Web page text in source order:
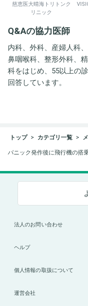
慈恵医大晴海トリトンク
リニック
Q&Aの協力医師
内科、外科、産婦人科
鼻咽喉科、整形外科、
科をはじめ、55以上の
回答しています。
トップ カテゴリ一覧
パニック発作後に飛行機の搭
法人のお問い合わせ
ヘルプ
個人情報の取扱について
運営会社